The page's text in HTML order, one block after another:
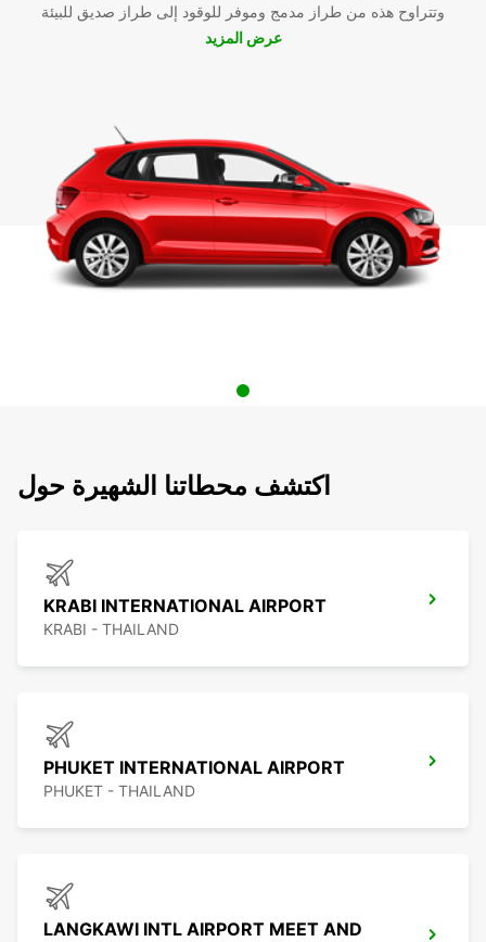
وتتراوح هذه من طراز مدمج وموفر للوقود إلى طراز صديق للبيئة
عرض المزيد
اكتشف محطاتنا الشهيرة حول
KRABI INTERNATIONAL AIRPORT
KRABI - THAILAND
PHUKET INTERNATIONAL AIRPORT
PHUKET - THAILAND
LANGKAWI INTL AIRPORT MEET AND